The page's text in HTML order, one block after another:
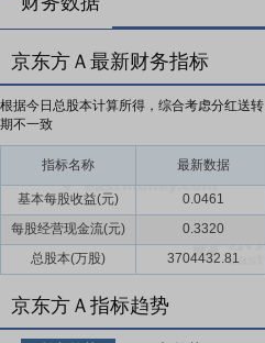
京东方Ａ最新财务指标
根据今日总股本计算所得，综合考虑分红送
期不一致
指标名称 最新数据
基本每股收益(元) 0.0461
每股经营现金流(元)
0.3320
总股本(万股)
3704432.81
京东方Ａ指标趋势